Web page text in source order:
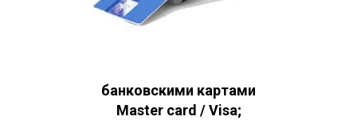
банковскими картами
Master card / Visa;